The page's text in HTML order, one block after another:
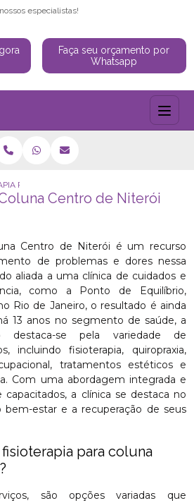
especialistas!
Faça seu orçamento por
Whatsapp
PARA COLUNA CENTRO DE NITERÓI
Centro de Niterói
Centro de Niterói é um recurso
de problemas e dores nessa
aliada a uma clínica de cuidados e
como a Ponto de Equilíbrio,
Rio de Janeiro, o resultado é ainda
13 anos no segmento de saúde, a
destaca-se pela variedade de
incluindo fisioterapia, quiropraxia,
tratamentos estéticos e
Com uma abordagem integrada e
capacitados, a clínica se destaca no
bem-estar e a recuperação de seus
para coluna
são opções variadas que